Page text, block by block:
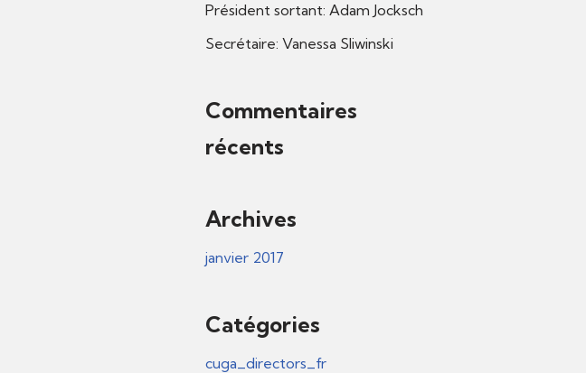
Président sortant: Adam Jocksch
Secrétaire: Vanessa Sliwinski
Commentaires
récents
Archives
janvier 2017
Catégories
cuga_directors_fr